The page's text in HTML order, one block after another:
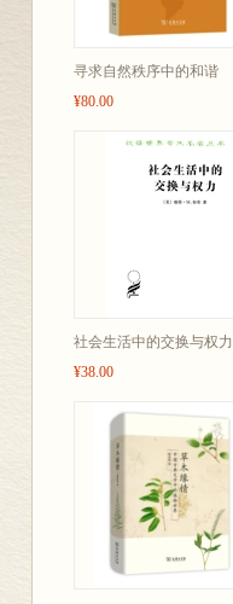
寻求自然秩序中的和谐
¥80.00
社会生活中的交换与权力
¥38.00